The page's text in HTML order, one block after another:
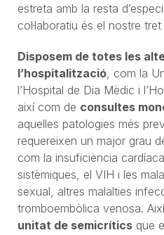
estreta amb la resta
col·laboratiu és el nostre
Disposem de totes les
l’hospitalització , com la
l’Hospital de Dia Mèdic i
així com de consultes
aquelles patologies més
requereixen un major grau
com la insuficiència
sistèmiques, el VIH i les
sexual, altres malalties
tromboembòlica venosa.
unitat de semicrítics que